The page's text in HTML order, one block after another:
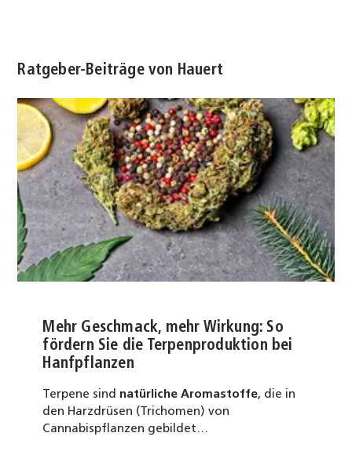
Ratgeber-Beiträge von Hauert
Mehr Geschmack, mehr Wirkung: So
fördern Sie die Terpenproduktion bei
Hanfpflanzen
Terpene sind natürliche Aromastoffe, die in
den Harzdrüsen (Trichomen) von
Cannabispflanzen gebildet…